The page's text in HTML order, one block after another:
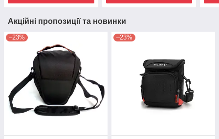
Акційні пропозиції та новинки
–23% –23%